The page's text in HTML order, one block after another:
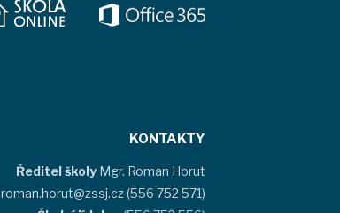
KONTAKTY
Ředitel školy Mgr. Roman Horut
roman.horut@zssj.cz (556 752 571)